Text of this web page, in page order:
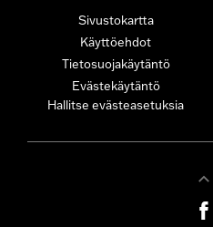
Sivustokartta
Käyttöehdot
Tietosuojakäytäntö
Evästekäytäntö
Hallitse evästeasetuksia